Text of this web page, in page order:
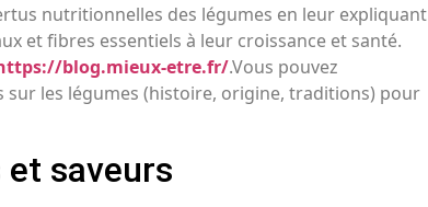
nutritionnelles des légumes en leur expliquant
et fibres essentiels à leur croissance et santé.
blog.mieux-etre.fr/.Vous pouvez
sur les légumes (histoire, origine, traditions) pour
saveurs